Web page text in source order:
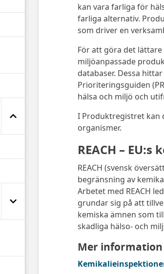
kan vara farliga för
farliga alternativ.
som driver en
För att göra det
miljöanpassade
databaser. Dessa
Prioriteringsguiden
hälsa och miljö och
I Produktregistret kan
organismer.
REACH –
REACH (svensk
begränsning av
Arbetet med REACH
grundar sig på att
kemiska ämnen som
skadliga hälso- och
Mer information
(extern länk, öppnas